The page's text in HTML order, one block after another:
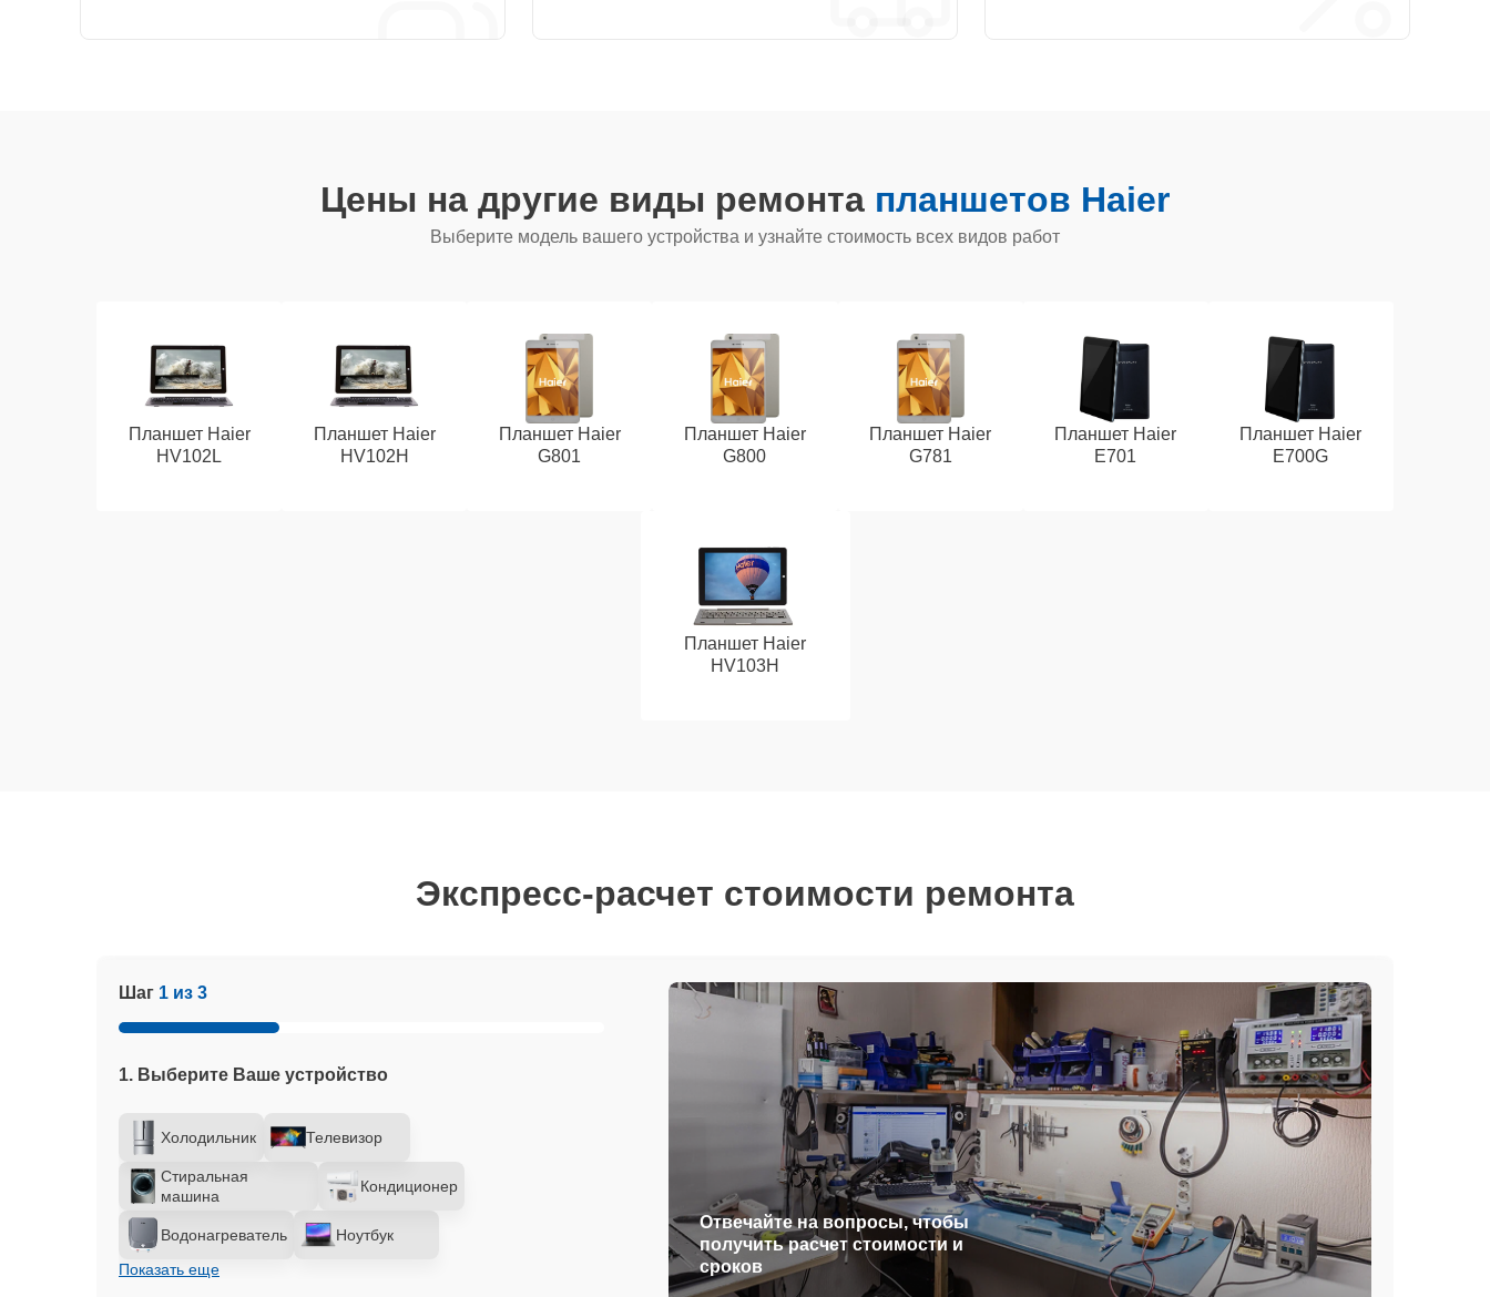
Цены на другие виды ремонта планшетов Haier
Выберите модель вашего устройства и узнайте стоимость всех видов работ
Планшет Haier
HV102L
Планшет Haier
HV102H
Планшет Haier
G801
Планшет Haier
G800
Планшет Haier
G781
Планшет Haier
E701
Планшет Haier
E700G
Планшет Haier
HV103H
Экспресс-расчет стоимости ремонта
Шаг 1 из 3
1. Выберите Ваше устройство
Холодильник Телевизор
Стиральная
машина
Кондиционер
Водонагреватель
Ноутбук
Показать еще
Отвечайте на вопросы, чтобы
получить расчет стоимости и
сроков